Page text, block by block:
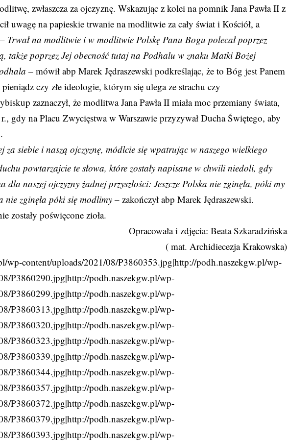
zwłaszcza za ojczyznę. Wskazując z kolei na pomnik Jana Pawła II z
uwagę na papieskie trwanie na modlitwie za cały świat i Kościół, a
– Trwał na modlitwie i w modlitwie Polskę Panu Bogu polecał poprzez
także poprzez Jej obecność tutaj na Podhalu w znaku Matki Bożej
– mówił abp Marek Jędraszewski podkreślając, że to Bóg jest Panem
czy złe ideologie, którym się ulega ze strachu czy
zaznaczył, że modlitwa Jana Pawła II miała moc przemiany świata,
gdy na Placu Zwycięstwa w Warszawie przyzywał Ducha Świętego, aby
za siebie i naszą ojczyznę, módlcie się wpatrując w naszego wielkiego
powtarzajcie te słowa, które zostały napisane w chwili niedoli, gdy
dla naszej ojczyzny żadnej przyszłości: Jeszcze Polska nie zginęła, póki my
nie zginęła póki się modlimy – zakończył abp Marek Jędraszewski.
zostały poświęcone zioła.
Opracowała i zdjęcia: Beata Szkaradzińska
( mat. Archidiecezja Krakowska)
wp-content/uploads/2021/08/P3860353.jpg|http://podh.naszekgw.pl/wp-
P3860290.jpg|http://podh.naszekgw.pl/wp-
P3860299.jpg|http://podh.naszekgw.pl/wp-
P3860313.jpg|http://podh.naszekgw.pl/wp-
P3860320.jpg|http://podh.naszekgw.pl/wp-
P3860323.jpg|http://podh.naszekgw.pl/wp-
P3860339.jpg|http://podh.naszekgw.pl/wp-
P3860344.jpg|http://podh.naszekgw.pl/wp-
P3860357.jpg|http://podh.naszekgw.pl/wp-
P3860372.jpg|http://podh.naszekgw.pl/wp-
P3860379.jpg|http://podh.naszekgw.pl/wp-
P3860393.jpg|http://podh.naszekgw.pl/wp-